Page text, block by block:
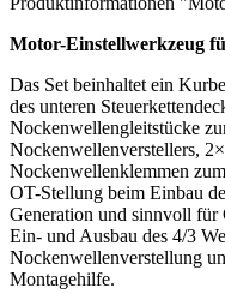
Motor-Einstellwerkzeug
Das Set beinhaltet ein
des unteren
Nockenwellengleitstücke
Nockenwellenverstellers,
Nockenwellenklemmen
OT-Stellung beim Einbau
Generation und sinnvoll für
Ein- und Ausbau des 4/3
Nockenwellenverstellung
Montagehilfe.